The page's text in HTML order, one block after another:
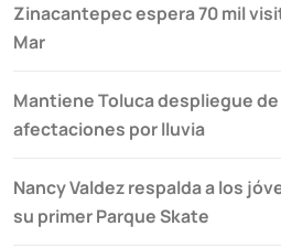
Zinacantepec espera 70 mil
Mar
Mantiene Toluca despliegue
afectaciones por lluvia
Nancy Valdez respalda a los
su primer Parque Skate